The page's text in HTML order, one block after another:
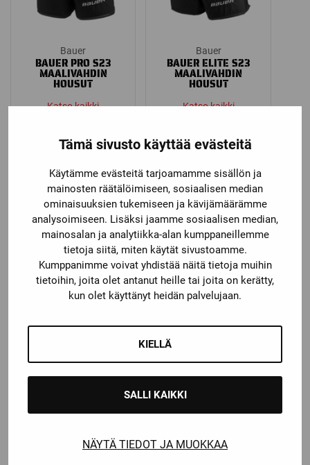
Tämä sivusto käyttää evästeitä
Käytämme evästeitä tarjoamamme sisällön ja
mainosten räätälöimiseen, sosiaalisen median
ominaisuuksien tukemiseen ja kävijämäärämme
analysoimiseen. Lisäksi jaamme sosiaalisen median,
mainosalan ja analytiikka-alan kumppaneillemme
tietoja siitä, miten käytät sivustoamme.
Kumppanimme voivat yhdistää näitä tietoja muihin
tietoihin, joita olet antanut heille tai joita on kerätty,
kun olet käyttänyt heidän palvelujaan.
KIELLÄ
SALLI KAIKKI
NÄYTÄ TIEDOT JA MUOKKAA
Bauer
BAUER PRO S23
MAALIVAHDIN
HOUSUT
Katso kaikki
299,00€
Bauer
BAUER ELITE S23
MAALIVAHDIN
HOUSUT
Katso kaikki
249,00 €
BAUER GSX S23
Katso kaikki
through
BAUER PRODIGY 3.0
Katso kaikki
vaihtoehdot